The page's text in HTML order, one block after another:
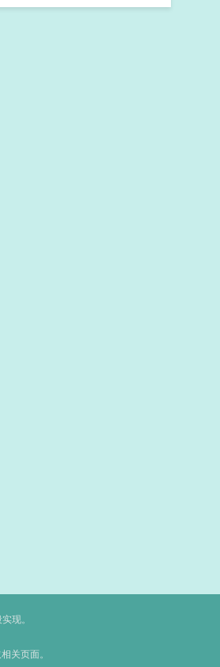
现。
关页面。